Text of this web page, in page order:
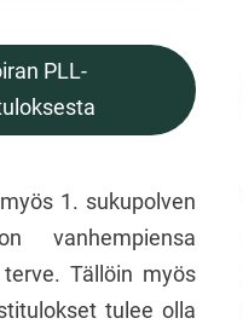
PLL-
1. sukupolven
vanhempiensa
Tällöin myös
tulee olla